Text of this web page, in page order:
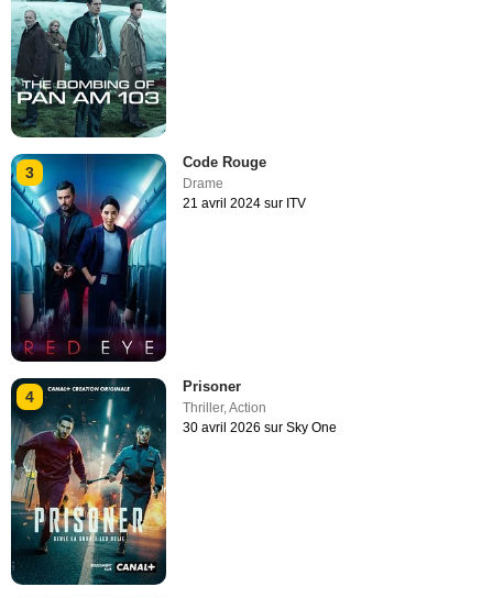
3
Code Rouge
Drame
21 avril 2024 sur ITV
4
Prisoner
Thriller,Action
30 avril 2026 sur Sky One